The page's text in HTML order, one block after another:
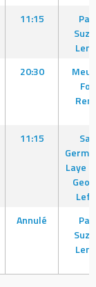
11:15
20:30
11:15
Laye -
Annulé